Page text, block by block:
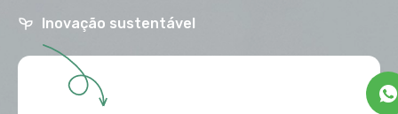
Inovação sustentável